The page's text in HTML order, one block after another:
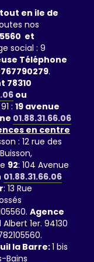
en ile de
nos
et
social : 9
Téléphone
.
78310
ou
: 19 avenue
01.88.31.66.06
en centre
: 12 rue des
92: 104 Avenue
01.88.31.66.06
: 13 Rue
Agence
1er. 94130
la Barre:1 bis
Bains